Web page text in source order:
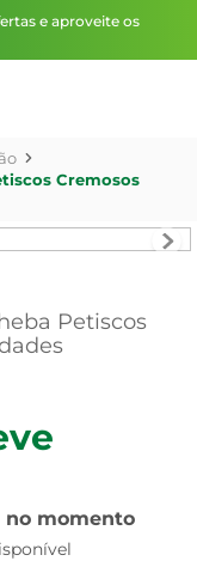
e aproveite os
Cremosos
Petiscos
no momento